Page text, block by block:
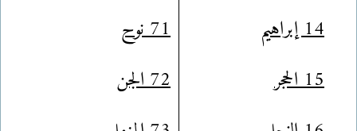
14 إبراهيم
15 الحجر
71 نوح
72 الجن